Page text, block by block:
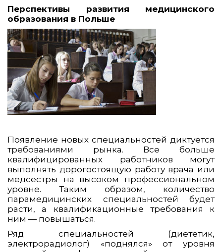
Перспективы развития медицинского
образования в Польше
Появление новых специальностей диктуется
требованиями рынка. Все больше
квалифицированных работников могут
выполнять дорогостоящую работу врача или
медсестры на высоком профессиональном
уровне. Таким образом, количество
парамедицинских специальностей будет
расти, а квалификационные требования к
ним — повышаться.
Ряд специальностей (диететик,
электрорадиолог) «поднялся» от уровня